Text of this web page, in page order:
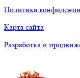
Политика
Карта сайта
Разработка и